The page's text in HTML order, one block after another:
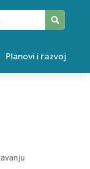
Planovi i razvoj